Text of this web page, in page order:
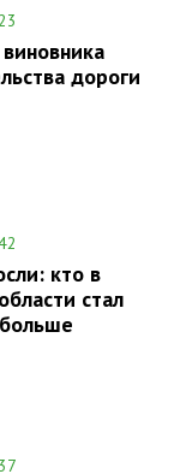
дороги
кто в
стал